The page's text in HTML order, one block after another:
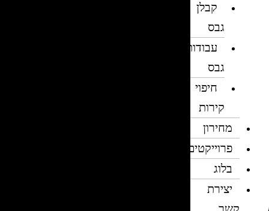
קבלן
גבס
עבודות
גבס
חיפוי
קירות
מחירון
פרוייקטים
בלוג
יצירת